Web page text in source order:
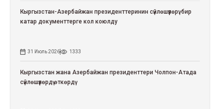
Кыргызстан-Азербайжан президенттеринин сүйлөшүүлөрү: бир
катар документтерге кол коюлду
31 Июль 2026 1333
Кыргызстан жана Азербайжан президенттери Чолпон-Атада
сүйлөшүүлөрдү өткөрдү